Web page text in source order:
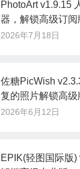
PhotoArt v1.9.15
器，解锁高级订阅
2026年7月18日
佐糖PicWish
复的照片解锁高级
2026年6月12日
EPIK(轻图国际版